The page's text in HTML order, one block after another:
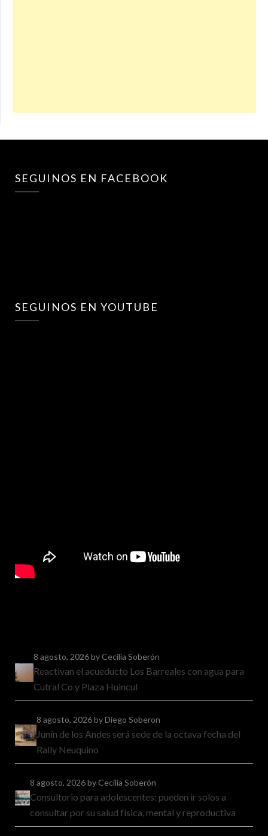
SEGUINOS EN FACEBOOK
SEGUINOS EN YOUTUBE
8 agosto, 2026by Cecilia Soberón
Reactivan el acueducto Los Barreales con agua para
Cutral Co y Plaza Huincul
8 agosto, 2026by Diego Soberon
Junín de los Andes será sede de la octava fecha del
Rally Neuquino
8 agosto, 2026by Cecilia Soberón
Consultorio para adolescentes: pueden ir solos a
consultar por su salud física, mental y reproductiva